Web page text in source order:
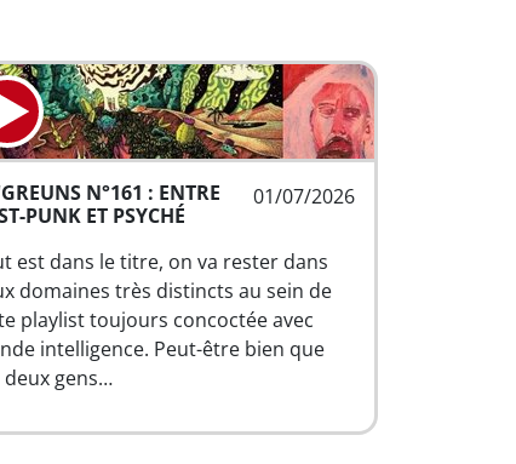
01/07/2026
N°161 : ENTRE
PUNK ET PSYCHÉ
est dans le titre, on va rester dans
domaines très distincts au sein de
playlist toujours concoctée avec
intelligence. Peut-être bien que
deux gens…